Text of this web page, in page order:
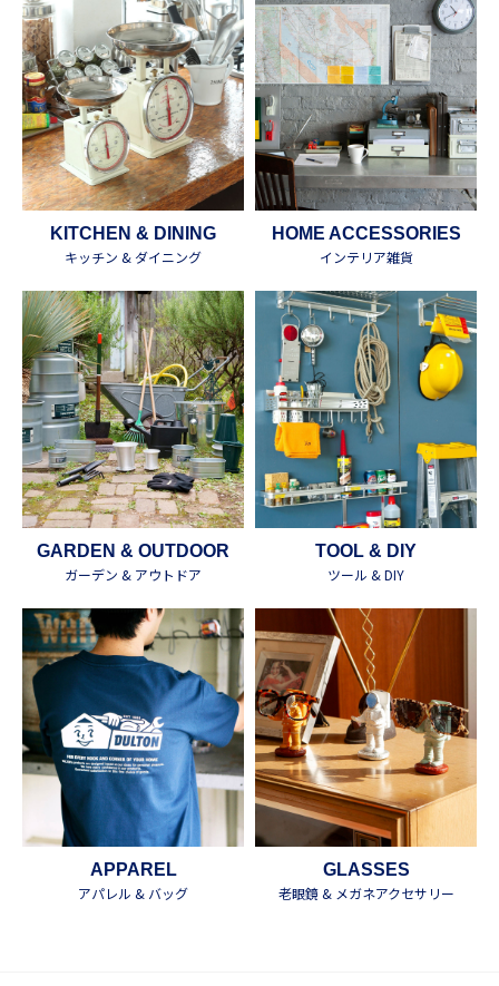
KITCHEN & DINING
キッチン & ダイニング
HOME ACCESSORIES
インテリア雑貨
GARDEN & OUTDOOR
ガーデン & アウトドア
TOOL & DIY
ツール & DIY
APPAREL
アパレル & バッグ
GLASSES
老眼鏡 & メガネアクセサリー